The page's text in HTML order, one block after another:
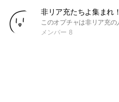
非リア充たちよ集まれ！
メンバー 8